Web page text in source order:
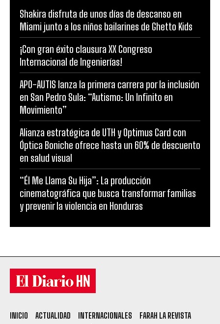
Shakira disfruta de unos días de descanso en
Miami junto a los niños bailarines de Ghetto Kids
¡Con gran éxito clausura XX Congreso
Internacional de Ingenierías!
APO-AUTIS lanza la primera carrera por la inclusión
en San Pedro Sula: “Autismo: Un Infinito en
Movimiento”
Alianza estratégica de UTH y Optimus Card con
Óptica Boniche ofrece hasta un 60% de descuento
en salud visual
“Él Me Llama Su Hija”: La producción
cinematográfica que busca transformar familias
y prevenir la violencia en Honduras
INICIO ACTUALIDAD INTERNACIONALES
FARAH LA REVISTA